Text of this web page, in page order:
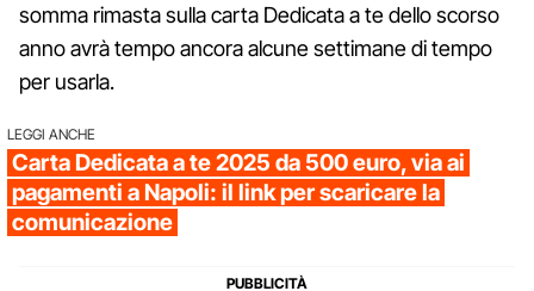
somma rimasta sulla carta Dedicata a te dello scorso
anno avrà tempo ancora alcune settimane di tempo
per usarla.
LEGGI ANCHE
Carta Dedicata a te 2025 da 500 euro, via ai
pagamenti a Napoli: il link per scaricare la
comunicazione